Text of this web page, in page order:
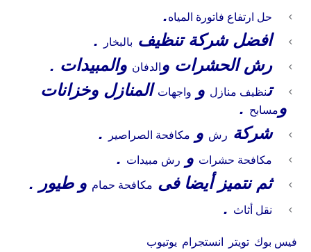
حل ارتفاع فاتورة المياه.
افضل شركة تنظيف بالبخار
.
رش الحشرات والدفان والمبيدات .
تنظيف منازل و واجهات المنازل وخزانات
ومسابح .
شركة رش و مكافحة الصراصير .
مكافحة حشرات و رش مبيدات .
ثم نتميز أيضا فى مكافحة حمام و طيور .
نقل أثاث .
فيس بوك تويتر انستجرام يوتيوب